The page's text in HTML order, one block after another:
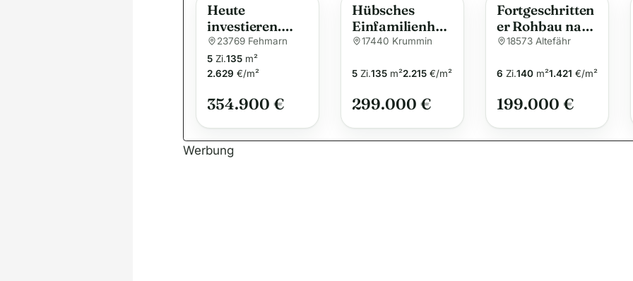
:
Heute
investieren.
Morgen
profitieren.
Vollsaniertes
us mit zwei
Wohneinheiten.
23769 Fehmarn
5 Zi.135 m²
2.629 €/m²
354.900 €
Hübsches
Einfamilienhau
s mit großem
Ferienwohnung
auf Usedom
17440 Krummin
5 Zi.135 m²2.215 €/m²
299.000 €
Fortgeschritten
er Rohbau nahe
Altefähr – Ideal
Pendler nach
18573 Altefähr
6 Zi.140 m²1.421 €/m²
199.000 €
Werbung